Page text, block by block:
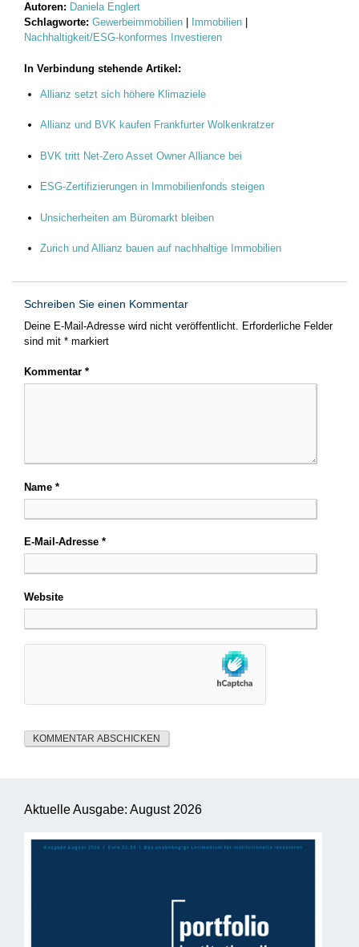
Autoren: Daniela Englert
Schlagworte: Gewerbeimmobilien Immobilien
Nachhaltigkeit/ESG-konformes Investieren
In Verbindung stehende Artikel:
Allianz setzt sich höhere Klimaziele
Allianz und BVK kaufen Frankfurter Wolkenkratzer
BVK tritt Net-Zero Asset Owner Alliance bei
ESG-Zertifizierungen in Immobilienfonds steigen
Unsicherheiten am Büromarkt bleiben
Zurich und Allianz bauen auf nachhaltige Immobilien
Schreiben Sie einen Kommentar
Deine E-Mail-Adresse wird nicht veröffentlicht. Erforderliche Felder
sind mit * markiert
Kommentar *
Name *
E-Mail-Adresse *
Website
Aktuelle Ausgabe: August 2026